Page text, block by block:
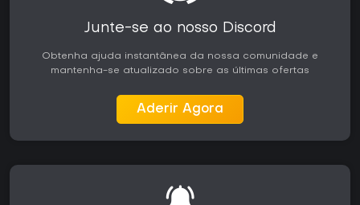
Junte-se ao nosso Discord
Obtenha ajuda instantânea da nossa comunidade e
mantenha-se atualizado sobre as últimas ofertas
Aderir Agora